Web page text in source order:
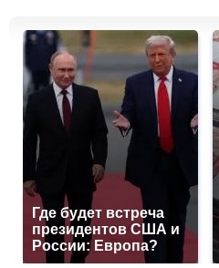
Где будет встреча
президентов США и
России: Европа?